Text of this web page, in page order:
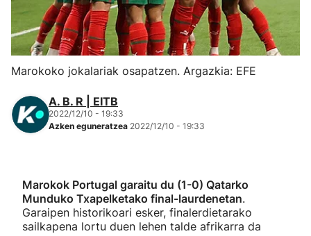
Atletismoa
Mendi-lasterketak
"Helmuga"
Marokoko jokalariak osapatzen. Argazkia: EFE
A. B. R | EITB
2022/12/10 - 19:33
Azken eguneratzea 2022/12/10 - 19:33
Marokok Portugal garaitu du (1-0) Qatarko
Munduko Txapelketako final-laurdenetan.
Garaipen historikoari esker, finalerdietarako
sailkapena lortu duen lehen talde afrikarra da